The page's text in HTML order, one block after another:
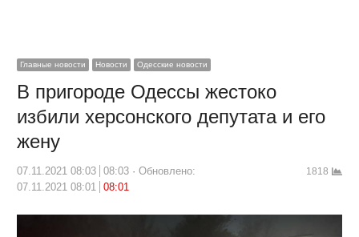
Главные новости Новости Одесские новости
В пригороде Одессы жестоко
избили херсонского депутата и его
жену
07.11.2021 08:03 08:03
Обновлено:
07.11.2021 08:01
08:01
1818